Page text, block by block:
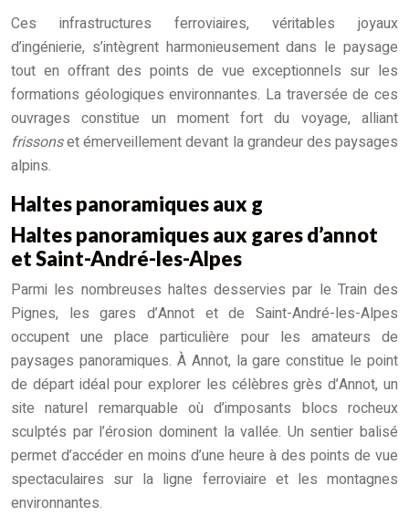
Ces infrastructures ferroviaires, véritables joyaux
d’ingénierie, s’intègrent harmonieusement dans le paysage
tout en offrant des points de vue exceptionnels sur les
formations géologiques environnantes. La traversée de ces
ouvrages constitue un moment fort du voyage, alliant
frissonset émerveillement devant la grandeur des paysages
alpins.
Haltes panoramiques aux g
Haltes panoramiques aux gares d’annot
et Saint-André-les-Alpes
Parmi les nombreuses haltes desservies par le Train des
Pignes, les gares d’Annot et de Saint-André-les-Alpes
occupent une place particulière pour les amateurs de
paysages panoramiques. À Annot, la gare constitue le point
de départ idéal pour explorer les célèbres grès d’Annot, un
site naturel remarquable où d’imposants blocs rocheux
sculptés par l’érosion dominent la vallée. Un sentier balisé
permet d’accéder en moins d’une heure à des points de vue
spectaculaires sur la ligne ferroviaire et les montagnes
environnantes.